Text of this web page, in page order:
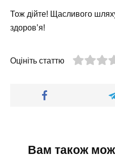
Тож дійте! Щасливого
здоров’я!
Оцініть статтю
Вам також